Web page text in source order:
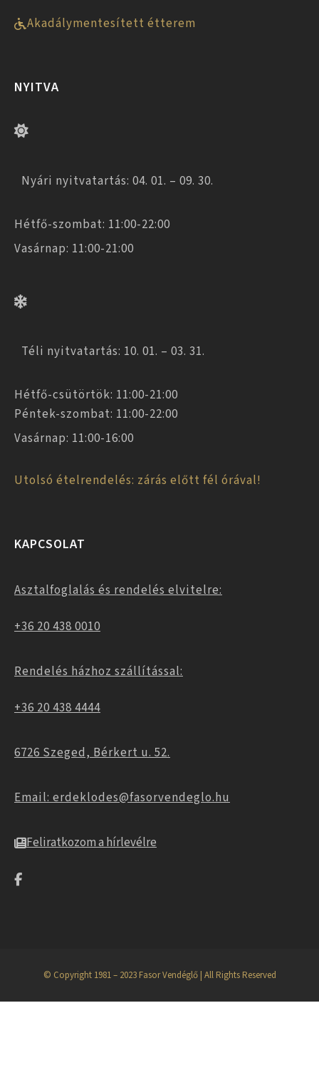
Akadálymentesített étterem
NYITVA
Nyári nyitvatartás: 04. 01. – 09. 30.
Hétfő-szombat: 11:00-22:00
Vasárnap: 11:00-21:00
Téli nyitvatartás: 10. 01. – 03. 31.
Hétfő-csütörtök: 11:00-21:00
Péntek-szombat: 11:00-22:00
Vasárnap: 11:00-16:00
Utolsó ételrendelés: zárás előtt fél órával!
KAPCSOLAT
Asztalfoglalás és rendelés elvitelre:
+36 20 438 0010
Rendelés házhoz szállítással:
+36 20 438 4444
6726 Szeged, Bérkert u. 52.
Email: erdeklodes@fasorvendeglo.hu
Feliratkozom a hírlevélre
© Copyright 1981 – 2023 Fasor Vendéglő | All Rights Reserved